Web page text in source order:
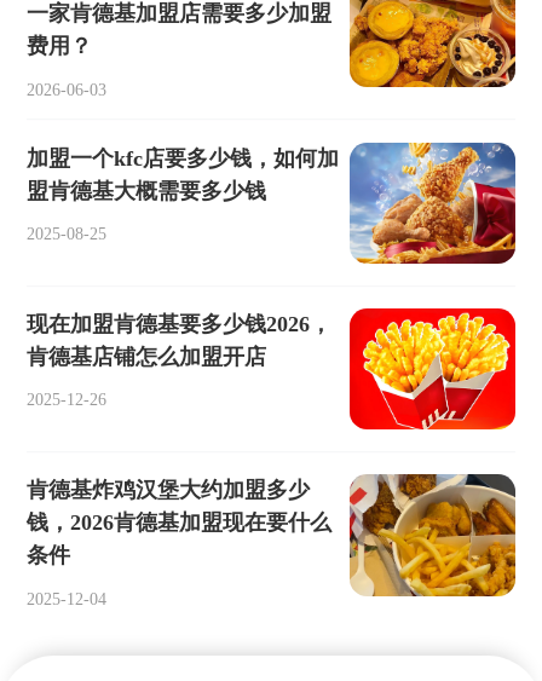
一家肯德基加盟店需要多少加盟
费用？
2026-06-03
加盟一个kfc店要多少钱，如何加
盟肯德基大概需要多少钱
2025-08-25
现在加盟肯德基要多少钱2026，
肯德基店铺怎么加盟开店
2025-12-26
肯德基炸鸡汉堡大约加盟多少
钱，2026肯德基加盟现在要什么
条件
2025-12-04